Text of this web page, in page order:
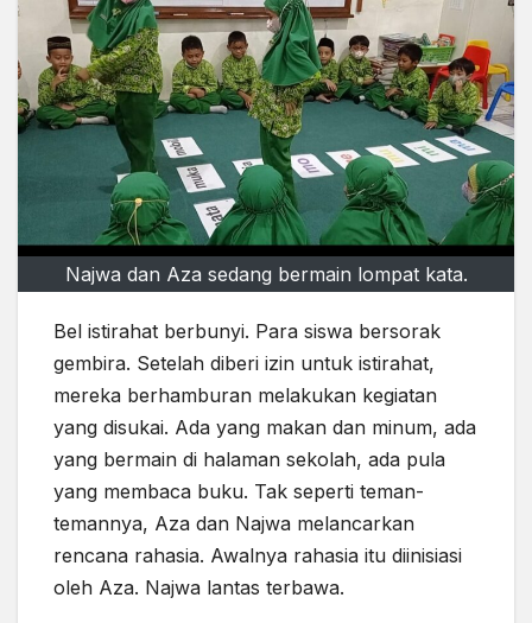
Najwa dan Aza sedang bermain lompat kata.
Bel istirahat berbunyi. Para siswa bersorak
gembira. Setelah diberi izin untuk istirahat,
mereka berhamburan melakukan kegiatan
yang disukai. Ada yang makan dan minum, ada
yang bermain di halaman sekolah, ada pula
yang membaca buku. Tak seperti teman-
temannya, Aza dan Najwa melancarkan
rencana rahasia. Awalnya rahasia itu diinisiasi
oleh Aza. Najwa lantas terbawa.